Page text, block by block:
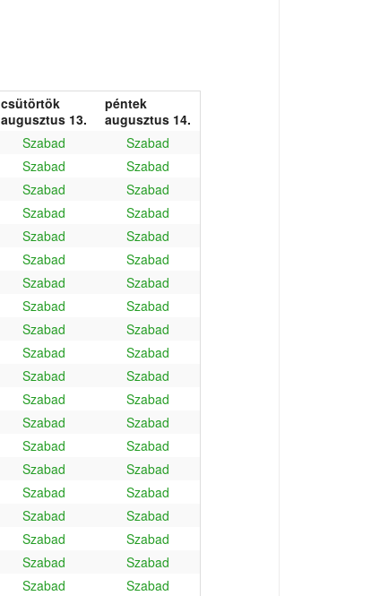
csütörtök
augusztus 13.
péntek
augusztus 14.
Szabad
Szabad
Szabad
Szabad
Szabad
Szabad
Szabad
Szabad
Szabad
Szabad
Szabad
Szabad
Szabad
Szabad
Szabad
Szabad
Szabad
Szabad
Szabad
Szabad
Szabad
Szabad
Szabad
Szabad
Szabad
Szabad
Szabad
Szabad
Szabad
Szabad
Szabad
Szabad
Szabad
Szabad
Szabad
Szabad
Szabad
Szabad
Szabad
Szabad